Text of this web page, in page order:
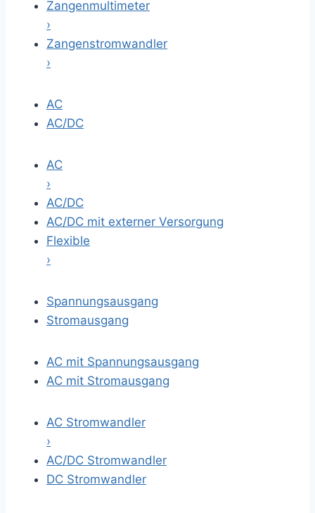
Zangenmultimeter
›
Zangenstromwandler
›
AC
AC/DC
AC
›
AC/DC
AC/DC mit externer Versorgung
Flexible
›
Spannungsausgang
Stromausgang
AC mit Spannungsausgang
AC mit Stromausgang
AC Stromwandler
›
AC/DC Stromwandler
DC Stromwandler